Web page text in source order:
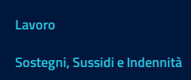
Lavoro
Sostegni, Sussidi e Indennità